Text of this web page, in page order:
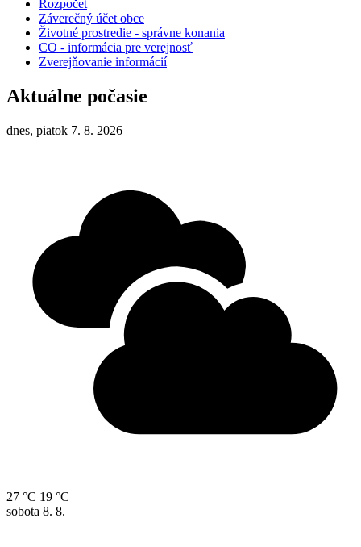
Rozpočet
Záverečný účet obce
Životné prostredie - správne konania
CO - informácia pre verejnosť
Zverejňovanie informácií
Aktuálne počasie
dnes, piatok 7. 8. 2026
27 °C 19 °C
sobota 8. 8.